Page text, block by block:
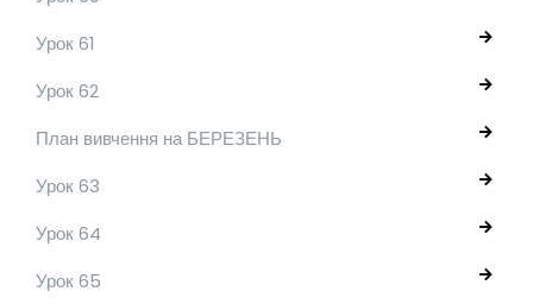
Урок 61
Урок 62
План вивчення на БЕРЕЗЕНЬ
Урок 63
Урок 64
Урок 65